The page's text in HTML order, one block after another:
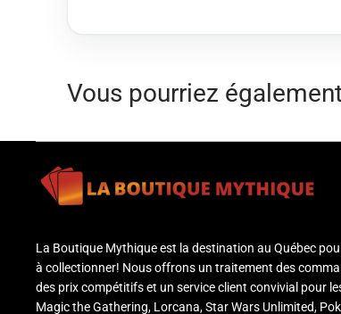
Vous pourriez
La Boutique Mythique est la destination au Québec
à collectionner! Nous offrons un traitement des
des prix compétitifs et un service client convivial pour
Magic the Gathering, Lorcana, Star Wars Unlimited,